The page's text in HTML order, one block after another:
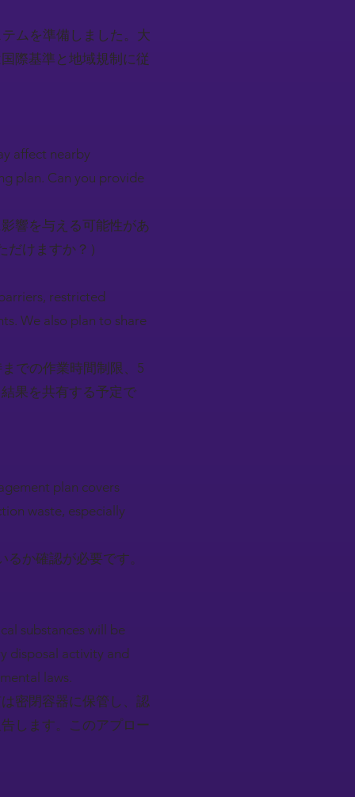
ムを準備しました。大
際基準と地域規制に従
affect nearby
plan. Can you provide
響を与える可能性があ
けますか？）
restricted
We also plan to share
での作業時間制限、5
果を共有する予定で
plan covers
waste, especially
か確認が必要です。
substances will be
disposal activity and
laws.
密閉容器に保管し、認
します。このアプロー